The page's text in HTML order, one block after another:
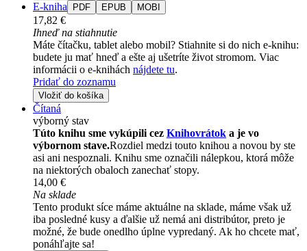
E-kniha PDF EPUB MOBI
17,82 €
Ihneď na stiahnutie
Máte čítačku, tablet alebo mobil? Stiahnite si do nich e-knihu:
budete ju mať hneď a ešte aj ušetríte život stromom. Viac
informácii o e-knihách nájdete tu.
Pridať do zoznamu
Vložiť do košíka
Čítaná
výborný stav
Túto knihu sme vykúpili cez Knihovrátok a je vo
výbornom stave.Rozdiel medzi touto knihou a novou by ste
asi ani nespoznali. Knihu sme označili nálepkou, ktorá môže
na niektorých obaloch zanechať stopy.
14,00 €
Na sklade
Tento produkt síce máme aktuálne na sklade, máme však už
iba posledné kusy a ďalšie už nemá ani distribútor, preto je
možné, že bude onedlho úplne vypredaný. Ak ho chcete mať,
ponáhľajte sa!